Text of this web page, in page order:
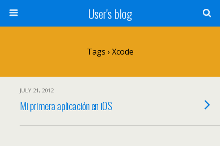
User's blog
Tags › Xcode
JULY 21, 2012
Mi primera aplicación en iOS